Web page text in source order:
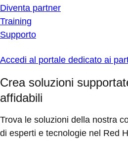
Diventa partner
Training
Supporto
Accedi al portale dedicato ai
Crea soluzioni
affidabili
Trova le soluzioni della nostra
di esperti e tecnologie nel Red